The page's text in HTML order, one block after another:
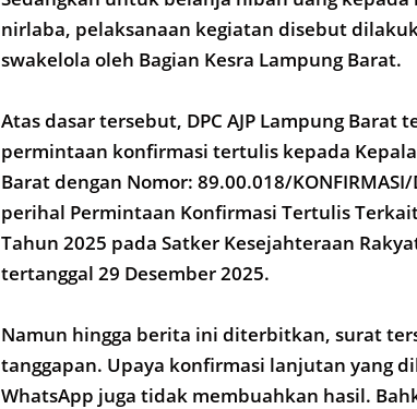
nirlaba, pelaksanaan kegiatan disebut
swakelola oleh Bagian Kesra Lampung Barat.
Atas dasar tersebut, DPC AJP Lampung Barat
permintaan konfirmasi tertulis kepada
Barat dengan Nomor: 89.00.018/KONFIRMASI/
perihal Permintaan Konfirmasi Tertulis
Tahun 2025 pada Satker Kesejahteraan
tertanggal 29 Desember 2025.
Namun hingga berita ini diterbitkan, surat
tanggapan. Upaya konfirmasi lanjutan yang
WhatsApp juga tidak membuahkan hasil.